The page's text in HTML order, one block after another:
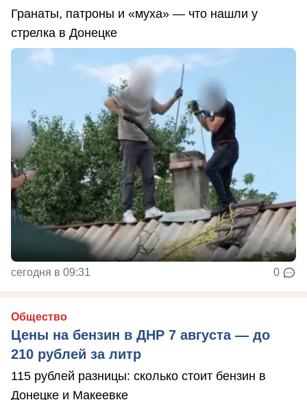
Гранаты, патроны и «муха» — что нашли у
стрелка в Донецке
сегодня в 09:31 0
Общество
Цены на бензин в ДНР 7 августа — до
210 рублей за литр
115 рублей разницы: сколько стоит бензин в
Донецке и Макеевке